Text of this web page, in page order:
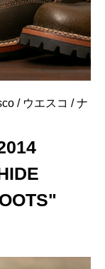
/ ウエスコ /ナ